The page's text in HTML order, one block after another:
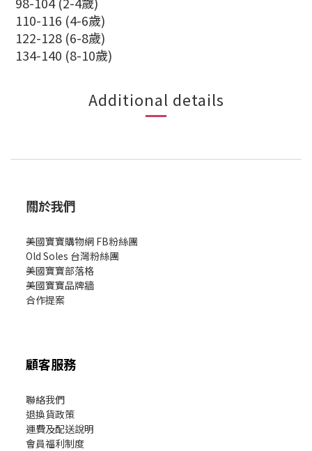
110-116 (4-6歲)
122-128 (6-8歲)
134-140 (8-10歲)
Additional details
關於我們
美國寶寶購物網 FB粉絲團
Old Soles 台灣粉絲團
美國寶寶部落格
美國寶寶品牌牆
合作提案
顧客服務
聯絡我們
退換貨政策
運費及配送說明
會員福利制度